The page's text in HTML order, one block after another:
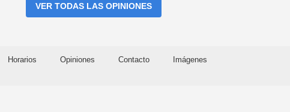
VER TODAS LAS OPINIONES
Horarios Opiniones Contacto Imágenes